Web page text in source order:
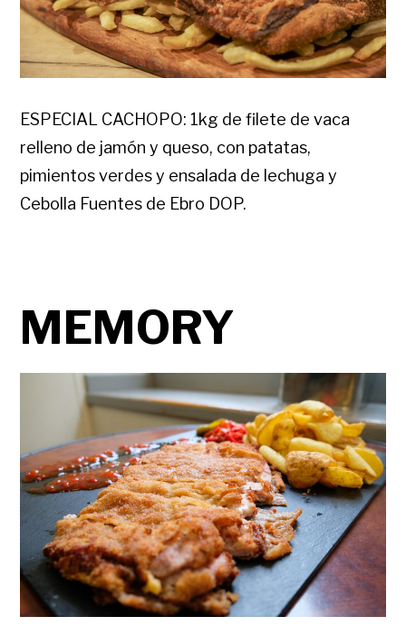
ESPECIAL CACHOPO: 1kg de filete de vaca
relleno de jamón y queso, con patatas,
pimientos verdes y ensalada de lechuga y
Cebolla Fuentes de Ebro DOP.
MEMORY